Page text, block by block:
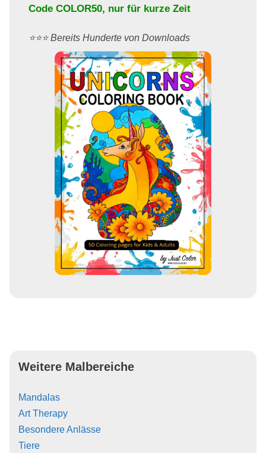
Code COLOR50, nur für kurze Zeit
⭐️⭐️⭐️ Bereits Hunderte von Downloads
Weitere Malbereiche
Mandalas
Art Therapy
Besondere Anlässe
Tiere